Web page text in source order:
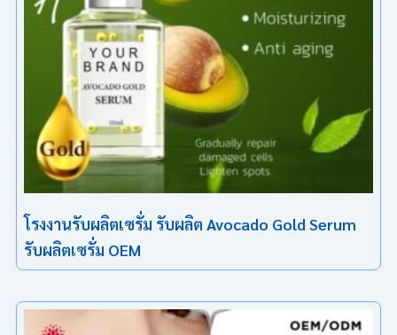
โรงงานรับผลิตเซรั่ม รับผลิต Avocado Gold Serum
รับผลิตเซรั่ม OEM